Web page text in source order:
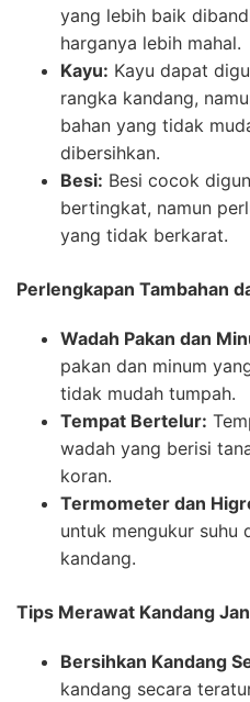
yang lebih baik
harganya lebih mahal.
Kayu: Kayu dapat
rangka kandang,
bahan yang tidak
dibersihkan.
Besi: Besi cocok
bertingkat, namun
yang tidak berkarat.
Perlengkapan Tambahan
Wadah Pakan dan
pakan dan minum
tidak mudah tumpah.
Tempat Bertelur:
wadah yang berisi
koran.
Termometer dan
untuk mengukur suhu
kandang.
Tips Merawat Kandang
Bersihkan Kandang
kandang secara